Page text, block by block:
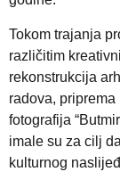
Tokom trajanja
različitim
rekonstrukcija
radova, priprema
fotografija
imale su za cilj
kulturnog